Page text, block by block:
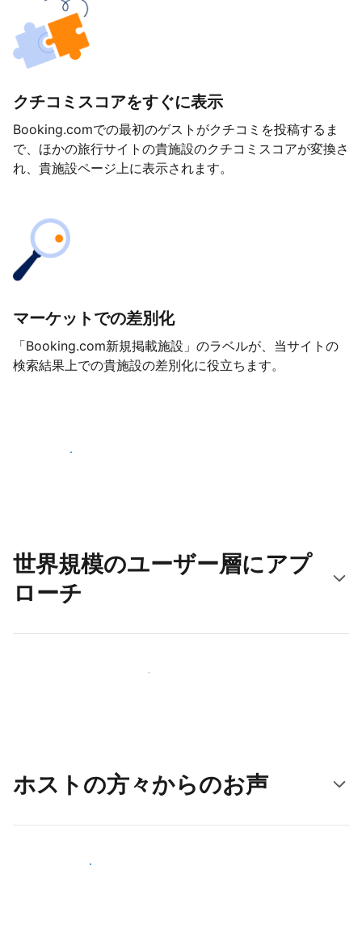
クチコミスコアをすぐに表示
Booking.comでの最初のゲストがクチコミを投稿するま
で、ほかの旅行サイトの貴施設のクチコミスコアが変換さ
れ、貴施設ページ上に表示されます。
マーケットでの差別化
「Booking.com新規掲載施設」のラベルが、当サイトの
検索結果上での貴施設の差別化に役立ちます。
さっそく始める
世界規模のユーザー層にアプ
ローチ
新しいユーザー層に今すぐアプローチする
ホストの方々からのお声
ホストとして登録する